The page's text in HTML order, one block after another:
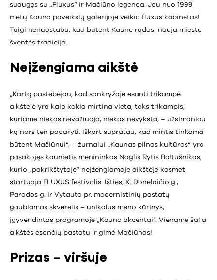
suaugęs su „Fluxus“ ir Mačiūno legenda. Jau nuo 1999
metų Kauno paveikslų galerijoje veikia fluxus kabinetas!
Taigi nenuostabu, kad būtent Kaune radosi nauja miesto
šventės tradicija.
Neįžengiama aikštė
„Kartą pastebėjau, kad sankryžoje esanti trikampė
aikštelė yra kaip kokia mirtina vieta, toks trikampis,
kuriame niekas nevažiuoja, niekas nevyksta, – užsimaniau
ką nors ten padaryti. Iškart supratau, kad mintis tinkama
būtent Mačiūnui“, – žurnalui „Kaunas pilnas kultūros“ yra
pasakojęs kaunietis menininkas Naglis Rytis Baltušnikas,
kurio „pakrikštytoje“ neįžengiamoje aikštėje kasmet
startuoja FLUXUS festivalis. Išties, K. Donelaičio g.,
Parodos g. ir Vytauto pr. modernistinių pastatų
gaubiamas skverelis – unikalus meno kūrinys,
įgyvendintas programoje „Kauno akcentai“. Viename šalia
aikštės esančių pastatų ir gimė Mačiūnas!
Prizas – viršuje